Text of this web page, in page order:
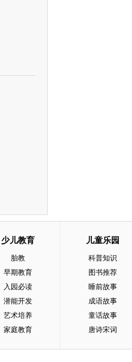
少儿教育
胎教
早期教育
入园必读
潜能开发
艺术培养
家庭教育
儿童乐园
科普知识
图书推荐
睡前故事
成语故事
童话故事
唐诗宋词